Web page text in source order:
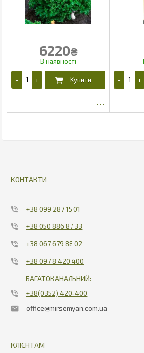
6220₴
КОНТАКТИ
+38 099 287 15 01
+38 050 886 87 33
+38 067 679 88 02
+38 097 8 420 400
БАГАТОКАНАЛЬНИЙ:
+38(0352) 420-400
office@mirsemyan.com.ua
КЛІЄНТАМ